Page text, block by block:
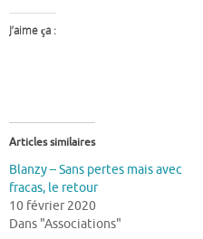
J’aime ça :
Articles similaires
Blanzy – Sans pertes mais avec
fracas, le retour
10 février 2020
Dans "Associations"